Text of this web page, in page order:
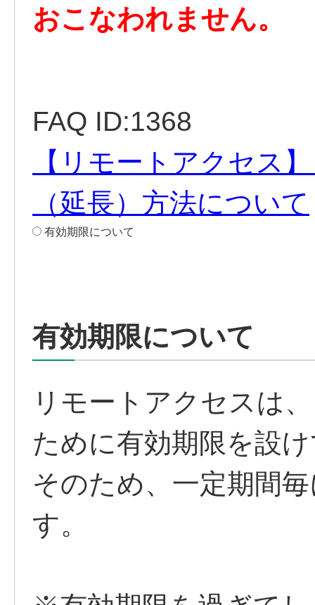
おこなわれません。
FAQ ID:1368
【リモートアクセス
（延長）方法について
有効期限について
有効期限について
リモートアクセスは
ために有効期限を設
そのため、一定期間
す。